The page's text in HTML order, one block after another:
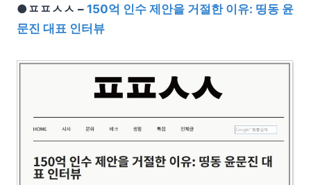
●ㅍㅍㅅㅅ – 150억 인수 제안을 거절한 이유: 띵동 윤
문진 대표 인터뷰